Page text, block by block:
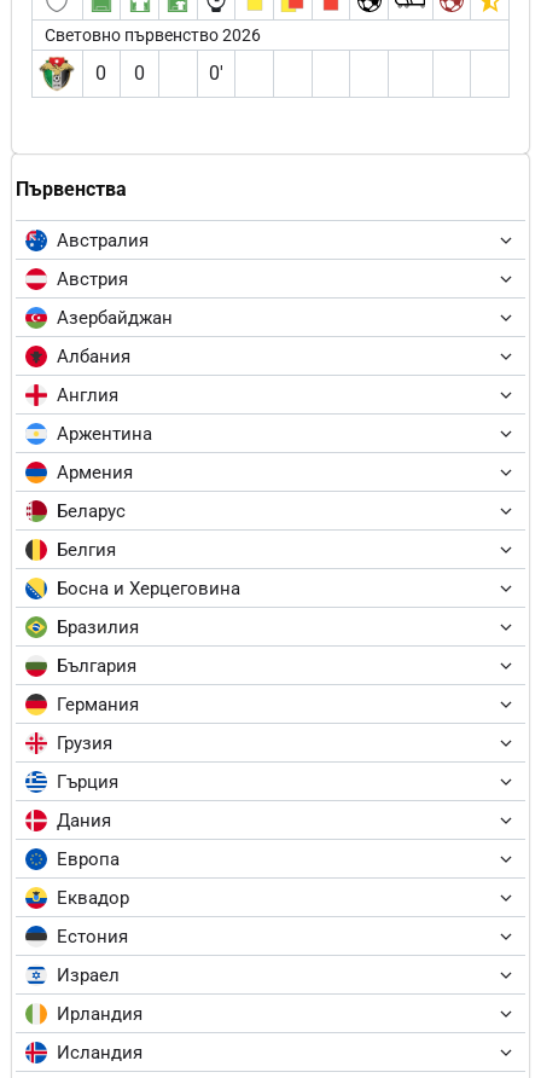
Първенства
Австралия
Австрия
Азербайджан
Албания
Англия
Аржентина
Армения
Беларус
Белгия
Босна и Херцеговина
Бразилия
България
Германия
Грузия
Гърция
Дания
Европа
Еквадор
Естония
Израел
Ирландия
Исландия
Световно първенство 2026
0 0 0′